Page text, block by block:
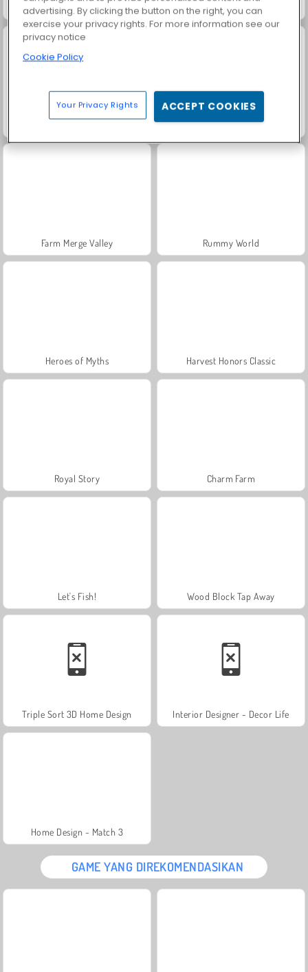
Fashion Princess - Dress Up for Girls Masha and the Bear: Meadows
Solitaire Social
Farm Merge Valley Rummy World
Heroes of Myths Harvest Honors Classic
Royal Story Charm Farm
Let's Fish! Wood Block Tap Away
Triple Sort 3D Home Design Interior Designer - Decor Life
Home Design - Match 3
GAME YANG DIREKOMENDASIKAN
advertising. By clicking the button on the right, you can
exercise your privacy rights. For more information see our
privacy notice
Cookie Policy
Your Privacy Rights ACCEPT COOKIES